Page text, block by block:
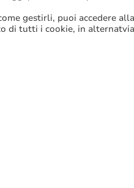
gestirli, puoi accedere
tutti i cookie, in